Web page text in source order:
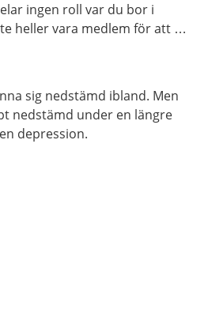
ingen roll var du bor i
heller vara medlem för att ta
sig nedstämd ibland. Men
nedstämd under en längre
depression.